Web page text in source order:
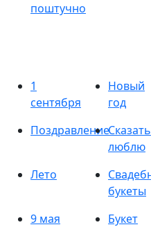
поштучно
1
сентября
Новый
год
ПоздравлениеСказать
люблю
Лето
букеты
9 мая
Букет